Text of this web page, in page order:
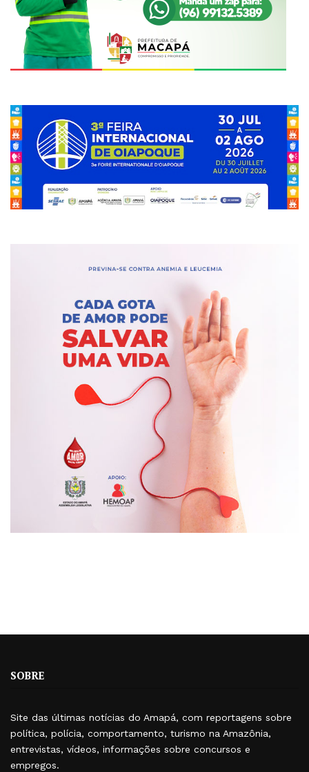
SOBRE
Site das últimas notícias do Amapá, com reportagens sobre
política, polícia, comportamento, turismo na Amazônia,
entrevistas, vídeos, informações sobre concursos e
empregos.